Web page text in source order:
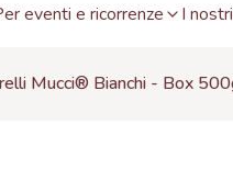
eventi e ricorrenze I
Mucci® Bianchi - Box